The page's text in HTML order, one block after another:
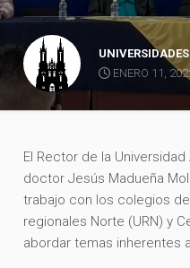
UNIVERSIDADES
ENERO 11,
El Rector de la
doctor Jesús Madueña
trabajo con los colegios
regionales Norte (URN) y
abordar temas inherentes